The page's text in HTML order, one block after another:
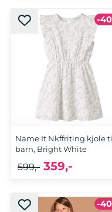
98, 104, 116, 122, 128, 134,
-
Name It Nkffriting kjole
barn, Bright White
116, 122, 128, 134, 140, 146
359,-
599,-
-